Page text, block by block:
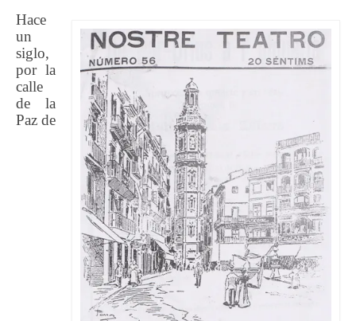
Hace
un
siglo,
por la
calle
de la
Paz de